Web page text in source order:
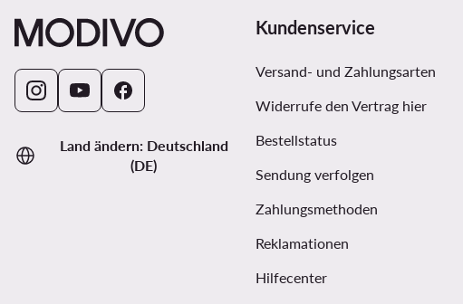
Land ändern: Deutschland
(DE)
Kundenservice
Versand- und Zahlungsarten
Widerrufe den Vertrag hier
Bestellstatus
Sendung verfolgen
Zahlungsmethoden
Reklamationen
Hilfecenter